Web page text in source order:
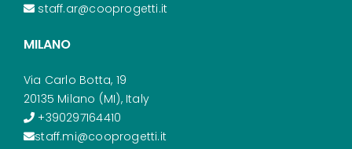
staff.ar@cooprogetti.it
MILANO
Via Carlo Botta, 19
20135 Milano (MI), Italy
+390297164410
staff.mi@cooprogetti.it